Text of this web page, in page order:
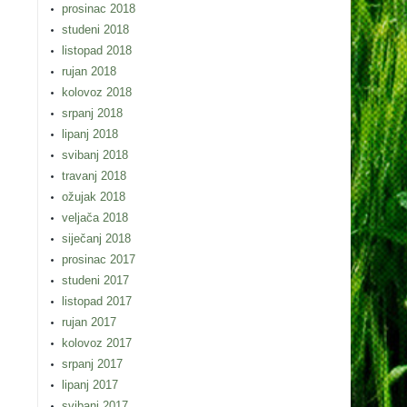
prosinac 2018
studeni 2018
listopad 2018
rujan 2018
kolovoz 2018
srpanj 2018
lipanj 2018
svibanj 2018
travanj 2018
ožujak 2018
veljača 2018
siječanj 2018
prosinac 2017
studeni 2017
listopad 2017
rujan 2017
kolovoz 2017
srpanj 2017
lipanj 2017